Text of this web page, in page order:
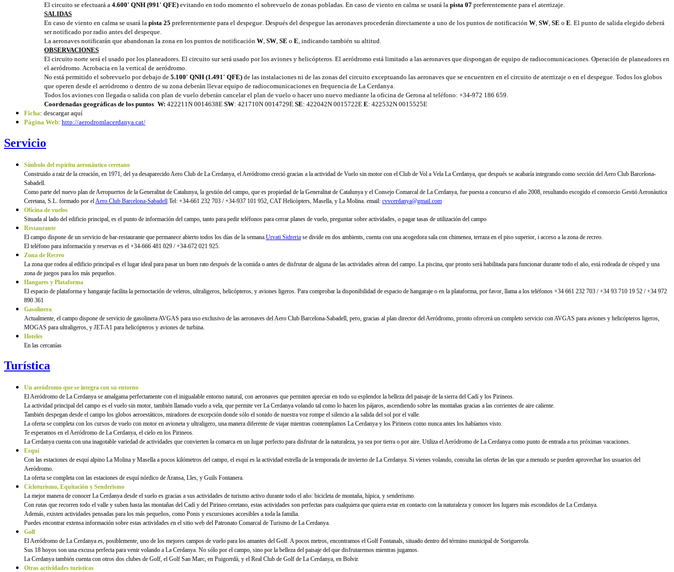
El circuito se efectuará a 4.600' QNH (991' QFE) evitando en todo momento el sobrevuelo de zonas pobladas. En caso de viento en calma se usará la pista 07 preferentemente para el aterrizaje.
SALIDAS
En caso de viento en calma se usará la pista 25 preferentemente para el despegue. Después del despegue las aeronaves procederán directamente a uno de los puntos de notificación W SW SE o E . El punto de salida elegido deberá
ser notificado por radio antes del despeque.
La aeronaves notificarán que abandonan la zona en los puntos de notificación W SW SE o E , indicando también su altitud.
OBSERVACIONES
El circuito norte será el usado por los planeadores. El circuito sur será usado por los aviones y helicópteros. El aeródromo está limitado a las aeronaves que dispongan de equipo de radiocomunicaciones. Operación de planeadores en
el aeródromo. Acrobacia en la vertical de aeródromo.
No está permitido el sobrevuelo por debajo de 5.100' QNH (1.491' QFE) de las instalaciones ni de las zonas del circuito exceptuando las aeronaves que se encuentren en el circuito de aterrizaje o en el despegue. Todos los globos
que operen desde el aeródromo o dentro de su zona deberán llevar equipo de radiocomunicaciones en frequencia de La Cerdanya.
Todos los aviones con llegada o salida con plan de vuelo deberán cancelar el plan de vuelo o hacer uno nuevo mediante la oficina de Gerona al teléfono: +34-972 186 659.
Coordenadas geográficas de los puntos: W: 422211N 0014638E SW: 421710N 0014729E SE: 422042N 0015722E E: 422532N 0015525E
Ficha: descargar aquí
Página Web: http://aerodromlacerdanya.cat/
Servicio
Símbolo del espíritu aeronáutico ceretano
Construido a raiz de la creación, en 1971, del ya desaparecido Aero Club de La Cerdanya, el Aeródromo creció gracias a la actividad de Vuelo sin motor con el Club de Vol a Vela La Cerdanya, que después se acabaría integrando como sección del Aero Club Barcelona-
Sabadell.
Como parte del nuevo plan de Aeropuertos de la Generalitat de Catalunya, la gestión del campo, que es propiedad de la Generalitat de Catalunya y el Consejo Comarcal de La Cerdanya, fue puesta a concurso el año 2008, resultando escogido el consorcio Gestió Aeronàutica
Ceretana, S.L. formado por el Aero Club Barcelona-Sabadell Tel: +34-661 232 703 / +34-937 101 952, CAT Helicòpters, Masella, y La Molina. email: cvvcerdanya@gmail.com
Oficina de vuelos
Situada al lado del edificio principal, es el punto de información del campo, tanto para pedir teléfonos para cerrar planes de vuelo, preguntar sobre actividades, o pagar tasas de utilización del campo
Restaurante
El campo dispone de un servicio de bar-restaurante que permanece abierto todos los días de la semana. Urvati Sidreria se divide en dos ambients, cuenta con una acogedora sala con chimenea, terraza en el piso superior, i acceso a la zona de recreo.
El teléfono para información y reservas es el +34-666 481 029 / +34-672 021 925.
Zona de Recreo
La zona que rodea al edificio principal es el lugar ideal para pasar un buen rato después de la comida o antes de disfrutar de alguna de las actividades aéreas del campo. La piscina, que pronto será habilitada para funcionar durante todo el año, está rodeada de césped y una
zona de juegos para los más pequeños.
Hangares y Plataforma
El espacio de plataforma y hangaraje facilita la pernoctación de veleros, ultraligeros, helicópteros, y aviones ligeros. Para comprobar la disponibilidad de espacio de hangaraje o en la plataforma, por favor, llama a los teléfonos +34 661 232 703 / +34 93 710 19 52 / +34 972
890 361
Gasolinera
Actualmente, el campo dispone de servicio de gasolinera AVGAS para uso exclusivo de las aeronaves del Aero Club Barcelona-Sabadell, pero, gracias al plan director del Aeródromo, pronto ofrecerá un completo servicio con AVGAS para aviones y helicópteros ligeros,
MOGAS para ultraligeros, y JET-A1 para helicópteros y aviones de turbina.
Hoteles
En las cercanías
Turística
Un aeródromo que se integra con su entorno
El Aeródromo de La Cerdanya se amalgama perfectamente con el inigualable entorno natural, con aeronaves que permiten apreciar en todo su esplendor la belleza del paisaje de la sierra del Cadí y los Pirineos.
La actividad principal del campo es el vuelo sin motor, también llamado vuelo a vela, que permite ver La Cerdanya volando tal como lo hacen los pájaros, ascendiendo sobre las montañas gracias a las corrientes de aire caliente.
También despegan desde el campo los globos aeroestáticos, miradores de excepción donde sólo el sonido de nuestra voz rompe el silencio a la salida del sol por el valle.
La oferta se completa con los cursos de vuelo con motor en avioneta y ultraligero, una manera diferente de viajar mientras contemplamos La Cerdanya y los Pirineos como nunca antes los habíamos visto.
Te esperamos en el Aeródromo de La Cerdanya, el cielo en los Pirineos.
La Cerdanya cuenta con una inagotable variedad de actividades que convierten la comarca en un lugar perfecto para disfrutar de la naturaleza, ya sea por tierra o por aire. Utiliza el Aeródromo de La Cerdanya como punto de entrada a tus próximas vacaciones.
Esquí
Con las estaciones de esquí alpino La Molina y Masella a pocos kilómetros del campo, el esquí es la actividad estrella de la temporada de invierno de La Cerdanya. Si vienes volando, consulta las ofertas de las que a menudo se pueden aprovechar los usuarios del
Aeródromo.
La oferta se completa con las estaciones de esquí nórdico de Aransa, Lles, y Guils Fontanera.
Cicloturismo, Equitación y Senderismo
La mejor manera de conocer La Cerdanya desde el suelo es gracias a sus actividades de turismo activo durante todo el año: bicicleta de montaña, hípica, y senderismo.
Con rutas que recorren todo el valle y suben hasta las montañas del Cadí y del Pirineo ceretano, estas actividades son perfectas para cualquiera que quiera estar en contacto con la naturaleza y conocer los lugares más escondidos de La Cerdanya.
Además, existen actividades pensadas para los más pequeños, como Ponis y excursiones accesibles a toda la familia.
Puedes encontrar extensa información sobre estas actividades en el sitio web del Patronato Comarcal de Turismo de La Cerdanya.
Golf
El Aeródromo de La Cerdanya es, posiblemente, uno de los mejores campos de vuelo para los amantes del Golf. A pocos metros, encontramos el Golf Fontanals, situado dentro del término municipal de Soriguerola.
Sus 18 hoyos son una excusa perfecta para venir volando a La Cerdanya. No sólo por el campo, sino por la belleza del paisaje del que disfrutaremos mientras jugamos.
La Cerdanya también cuenta con otros dos clubes de Golf, el Golf San Marc, en Puigcerdà, y el Real Club de Golf de La Cerdanya, en Bolvir.
Otras actividades turísticas